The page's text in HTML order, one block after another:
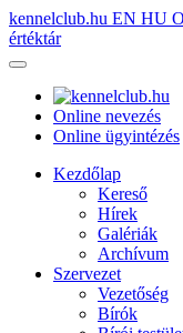
kennelclub.hu EN HU
értéktár
Online nevezés
Online ügyintézés
Kezdőlap
Kereső
Hírek
Galériák
Archívum
Szervezet
Vezetőség
Bírók